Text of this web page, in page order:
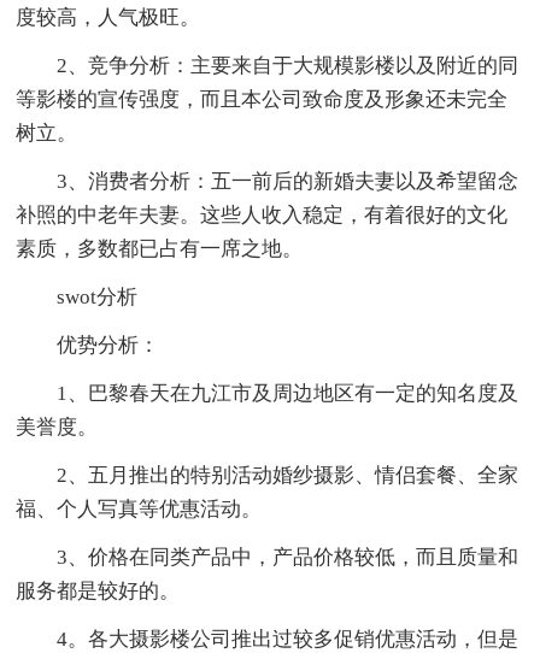
度较高，人气极旺。
2、竞争分析：主要来自于大规模影楼以及附近的同
等影楼的宣传强度，而且本公司致命度及形象还未完全
树立。
3、消费者分析：五一前后的新婚夫妻以及希望留念
补照的中老年夫妻。这些人收入稳定，有着很好的文化
素质，多数都已占有一席之地。
swot分析
优势分析：
1、巴黎春天在九江市及周边地区有一定的知名度及
美誉度。
2、五月推出的特别活动婚纱摄影、情侣套餐、全家
福、个人写真等优惠活动。
3、价格在同类产品中，产品价格较低，而且质量和
服务都是较好的。
4。各大摄影楼公司推出过较多促销优惠活动，但是